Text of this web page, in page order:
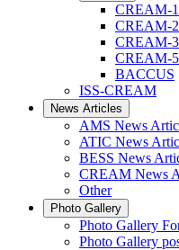
CREAM-
CREAM-
CREAM-
CREAM-
BACCUS
ISS-CREAM
News Articles
AMS News
ATIC News
BESS News
CREAM News
Other
Photo Gallery
Photo Gallery
Photo Gallery